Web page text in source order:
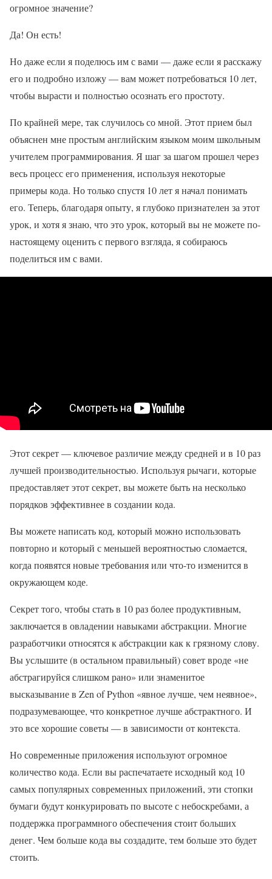
огромное значение?
Да! Он есть!
Но даже если я поделюсь им с вами — даже если я расскажу
его и подробно изложу — вам может потребоваться 10 лет,
чтобы вырасти и полностью осознать его простоту.
По крайней мере, так случилось со мной. Этот прием был
объяснен мне простым английским языком моим школьным
учителем программирования. Я шаг за шагом прошел через
весь процесс его применения, используя некоторые
примеры кода. Но только спустя 10 лет я начал понимать
его. Теперь, благодаря опыту, я глубоко признателен за этот
урок, и хотя я знаю, что это урок, который вы не можете по-
настоящему оценить с первого взгляда, я собираюсь
поделиться им с вами.
Этот секрет — ключевое различие между средней и в 10 раз
лучшей производительностью. Используя рычаги, которые
предоставляет этот секрет, вы можете быть на несколько
порядков эффективнее в создании кода.
Вы можете написать код, который можно использовать
повторно и который с меньшей вероятностью сломается,
когда появятся новые требования или что-то изменится в
окружающем коде.
Секрет того, чтобы стать в 10 раз более продуктивным,
заключается в овладении навыками абстракции. Многие
разработчики относятся к абстракции как к грязному слову.
Вы услышите (в остальном правильный) совет вроде «не
абстрагируйся слишком рано» или знаменитое
высказывание в Zen of Python «явное лучше, чем неявное»,
подразумевающее, что конкретное лучше абстрактного. И
это все хорошие советы — в зависимости от контекста.
Но современные приложения используют огромное
количество кода. Если вы распечатаете исходный код 10
самых популярных современных приложений, эти стопки
бумаги будут конкурировать по высоте с небоскребами, а
поддержка программного обеспечения стоит больших
денег. Чем больше кода вы создадите, тем больше это будет
стоить.